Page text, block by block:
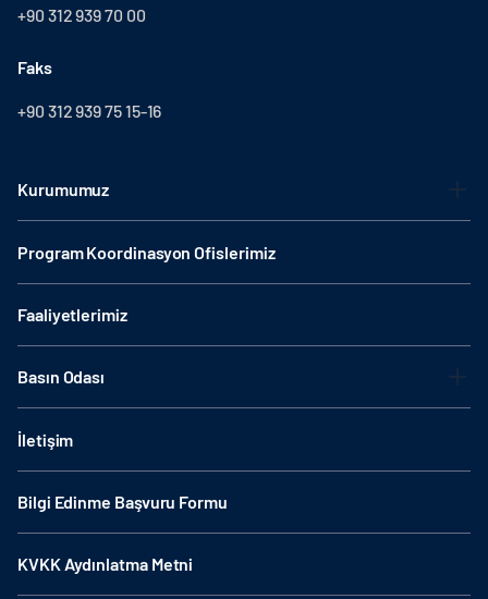
+90 312 939 70 00
Faks
+90 312 939 75 15-16
Kurumumuz
Program Koordinasyon Ofislerimiz
Faaliyetlerimiz
Basın Odası
İletişim
Bilgi Edinme Başvuru Formu
KVKK Aydınlatma Metni